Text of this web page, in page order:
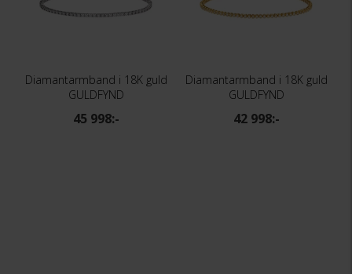
Diamantarmband i 18K guld
GULDFYND
45 998:-
Diamantarmband i 18K guld
GULDFYND
42 998:-